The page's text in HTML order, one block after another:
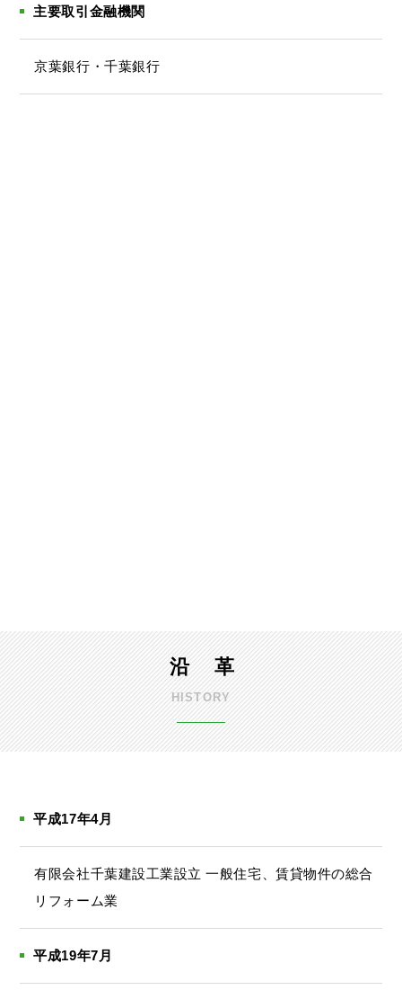
主要取引金融機関
京葉銀行・千葉銀行
沿 革
HISTORY
平成17年4月
有限会社千葉建設工業設立 一般住宅、賃貸物件の総合
リフォーム業
平成19年7月